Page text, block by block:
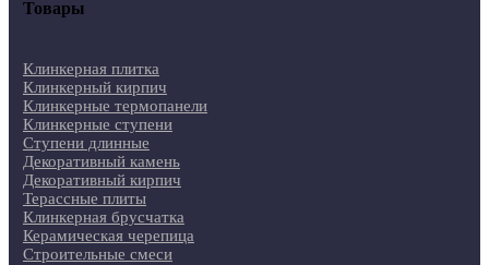
Товары
Клинкерная плитка
Клинкерный кирпич
Клинкерные термопанели
Клинкерные ступени
Ступени длинные
Декоративный камень
Декоративный кирпич
Терассные плиты
Клинкерная брусчатка
Керамическая черепица
Строительные смеси